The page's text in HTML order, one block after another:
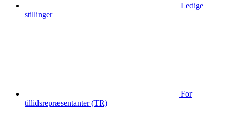
Ledige
stillinger
For
tillidsrepræsentanter (TR)